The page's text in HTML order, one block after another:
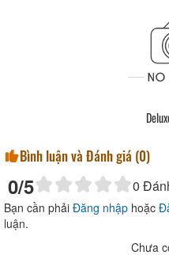
Bình luận và Đánh giá (0)
0/5 0
Bạn cần phải Đăng nhập hoặc
luận.
Chưa